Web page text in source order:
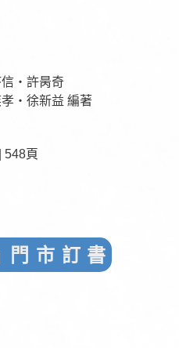
‧許昺奇
‧徐新益 編著
548頁
門 市 訂 書